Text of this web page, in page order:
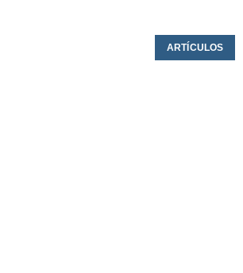
ARTÍCULOS